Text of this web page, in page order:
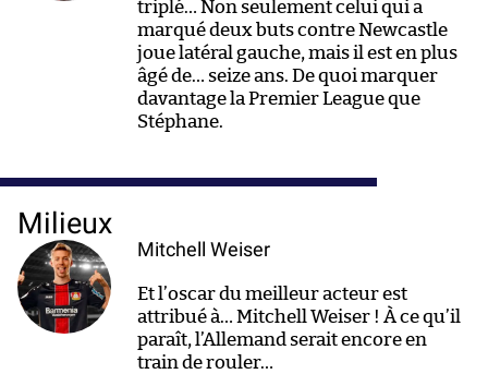
triplé… Non seulement celui qui a
marqué deux buts contre Newcastle
joue latéral gauche, mais il est en plus
âgé de… seize ans. De quoi marquer
davantage la Premier League que
Stéphane.
Milieux
Mitchell Weiser
Et l’oscar du meilleur acteur est
attribué à… Mitchell Weiser ! À ce qu’il
paraît, l’Allemand serait encore en
train de rouler…